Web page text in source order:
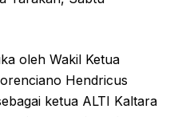
oleh Wakil Ketua
Hendricus
ketua ALTI Kaltara